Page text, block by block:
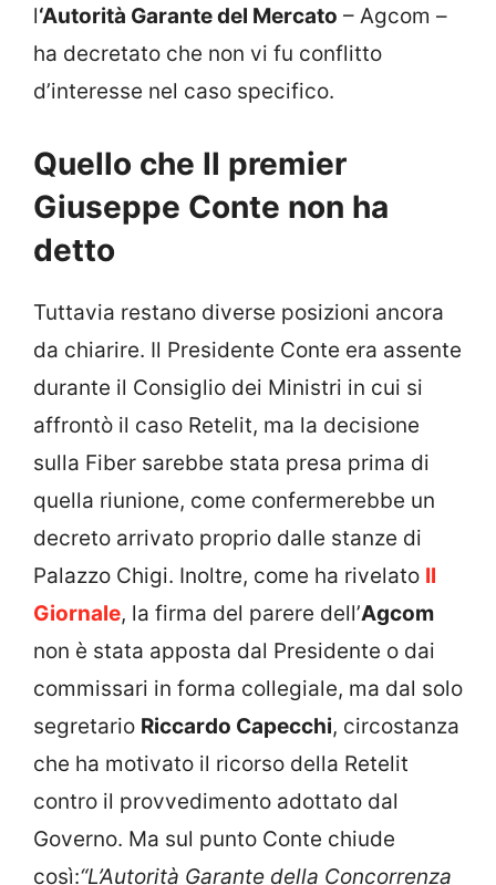
l‘Autorità Garante del Mercato – Agcom –
ha decretato che non vi fu conflitto
d’interesse nel caso specifico.
Quello che Il premier
Giuseppe Conte non ha
detto
Tuttavia restano diverse posizioni ancora
da chiarire. Il Presidente Conte era assente
durante il Consiglio dei Ministri in cui si
affrontò il caso Retelit, ma la decisione
sulla Fiber sarebbe stata presa prima di
quella riunione, come confermerebbe un
decreto arrivato proprio dalle stanze di
Palazzo Chigi. Inoltre, come ha rivelato Il
Giornale, la firma del parere dell’Agcom
non è stata apposta dal Presidente o dai
commissari in forma collegiale, ma dal solo
segretario Riccardo Capecchi, circostanza
che ha motivato il ricorso della Retelit
contro il provvedimento adottato dal
Governo. Ma sul punto Conte chiude
così:“L’Autorità Garante della Concorrenza